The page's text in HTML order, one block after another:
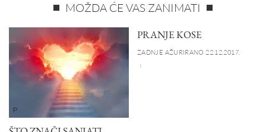
MOŽDA ĆE VAS ZANIMATI
P
PRANJE KOSE
ZADNJE AŽURIRANO 22.12.2017.